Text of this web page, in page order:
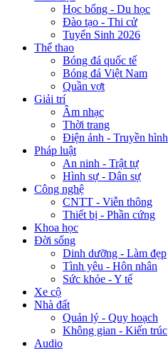
Học bổng - Du học
Đào tạo - Thi cử
Tuyển Sinh 2026
Thể thao
Bóng đá quốc tế
Bóng đá Việt Nam
Quần vợt
Giải trí
Âm nhạc
Thời trang
Điện ảnh - Truyền hình
Pháp luật
An ninh - Trật tự
Hình sự - Dân sự
Công nghệ
CNTT - Viễn thông
Thiết bị - Phần cứng
Khoa học
Đời sống
Dinh dưỡng - Làm đẹp
Tình yêu - Hôn nhân
Sức khỏe - Y tế
Xe cộ
Nhà đất
Quản lý - Quy hoạch
Không gian - Kiến trúc
Audio